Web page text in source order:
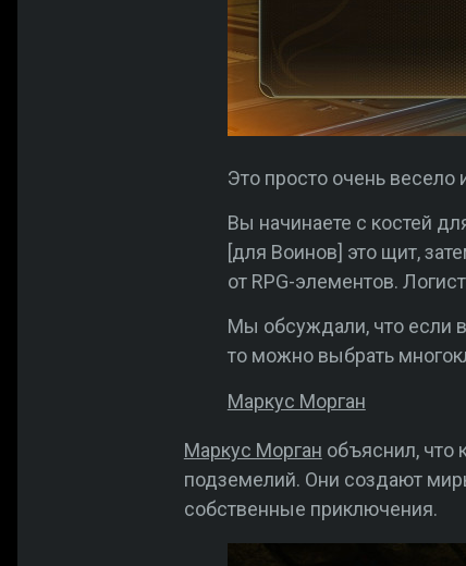
Это просто очень
Вы начинаете с костей
[для Воинов] это щит,
от RPG-элементов.
Мы обсуждали, что если
то можно выбрать
Маркус Морган
Маркус Морган объяснил, что
подземелий. Они создают
собственные приключения.